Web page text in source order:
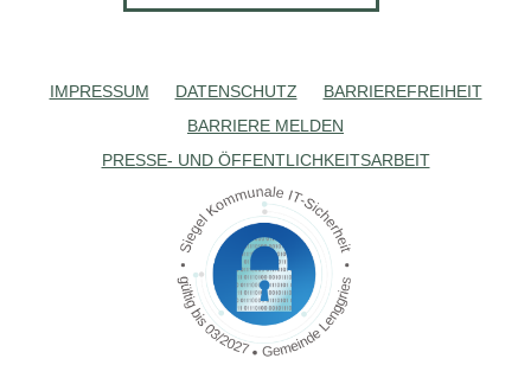
IMPRESSUM DATENSCHUTZ
BARRIEREFREIHEIT
BARRIERE MELDEN
PRESSE- UND ÖFFENTLICHKEITSARBEIT